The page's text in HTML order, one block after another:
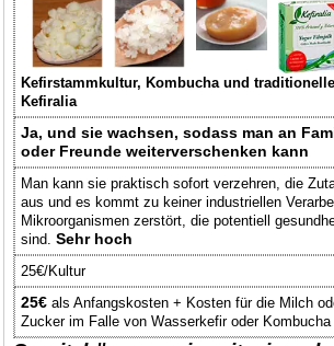
Kefirstammkultur, Kombucha und
Kefiralia
Ja, und sie wachsen, sodass man an
oder Freunde weiterverschenken kann
Man kann sie praktisch sofort verzehren, die
aus und es kommt zu keiner industriellen
Mikroorganismen zerstört, die potentiell
sind. Sehr hoch
25€/Kultur
25€ als Anfangskosten + Kosten für die Milch
Zucker im Falle von Wasserkefir oder Kombucha